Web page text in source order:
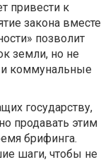
привести к
закона вместе
позволит
земли, но не
и коммунальные
государству,
продавать этим
брифинга.
шаги, чтобы не